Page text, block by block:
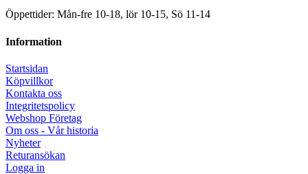
Öppettider: Mån-fre 10-18, lör 10-15, Sö 11-14
Information
Startsidan
Köpvillkor
Kontakta oss
Integritetspolicy
Webshop Företag
Om oss - Vår historia
Nyheter
Returansökan
Logga in